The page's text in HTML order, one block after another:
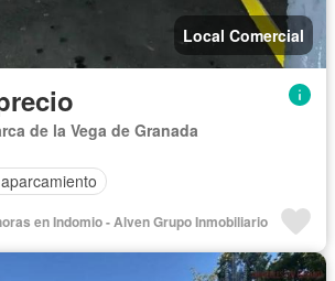
Local Comercial
de la Vega de Granada
en Indomio - Alven Grupo Inmobiliario